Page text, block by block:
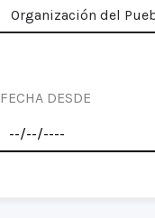
FECHA DESDE